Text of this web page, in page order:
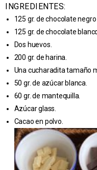
INGREDIENTES:
125 gr. de chocolate
125 gr. de chocolate
Dos huevos.
200 gr. de harina.
Una cucharadita tamaño
50 gr. de azúcar blanca.
60 gr. de mantequilla.
Azúcar glass.
Cacao en polvo.